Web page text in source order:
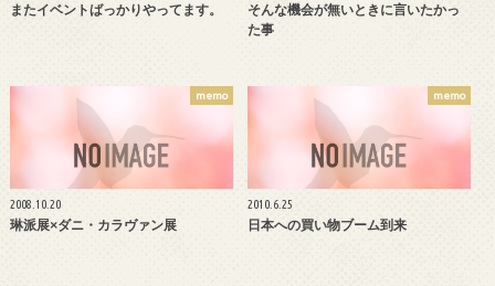
またイベントばっかりやってます。
そんな機会が無いときに言いたかっ
た事
memo
2008.10.20
琳派展×ダニ・カラヴァン展
memo
2010.6.25
日本への買い物ブーム到来